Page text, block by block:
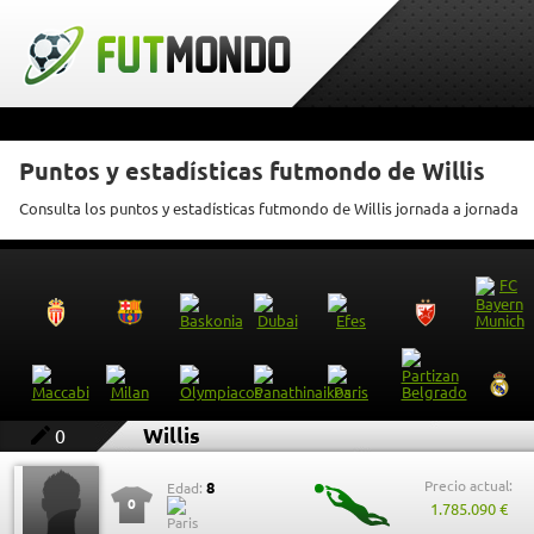
Puntos y estadísticas futmondo de Willis
Consulta los puntos y estadísticas futmondo de Willis jornada a jornada
0 Willis
0
Edad: 8 Precio actual:
1.785.090 €